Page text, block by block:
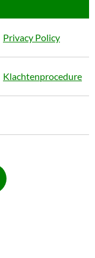
Privacy Policy
Klachtenprocedure